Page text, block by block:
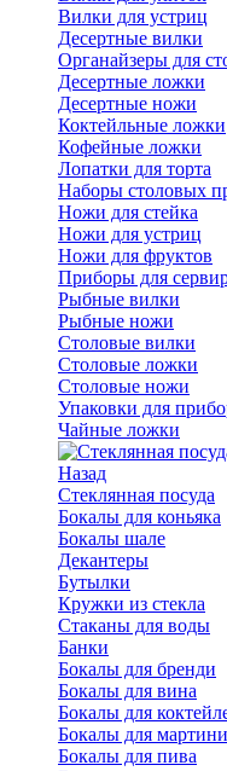
Вилки для устриц
Десертные вилки
Органайзеры для
Десертные ложки
Десертные ножи
Коктейльные ложки
Кофейные ложки
Лопатки для торта
Наборы столовых
Ножи для стейка
Ножи для устриц
Ножи для фруктов
Приборы для
Рыбные вилки
Рыбные ножи
Столовые вилки
Столовые ложки
Столовые ножи
Упаковки для
Чайные ложки
Назад
Стеклянная посуда
Бокалы для коньяка
Бокалы шале
Декантеры
Бутылки
Кружки из стекла
Стаканы для воды
Банки
Бокалы для бренди
Бокалы для вина
Бокалы для
Бокалы для мартини
Бокалы для пива